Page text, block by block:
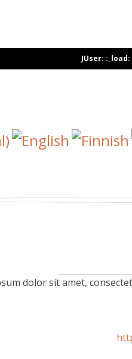
JUser:
dolor sit amet,